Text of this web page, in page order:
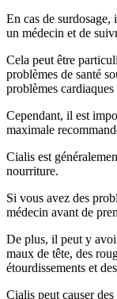
En cas de
un médecin et de
Cela peut être
problèmes de santé
problèmes
Cependant, il est
maximale
Cialis est
nourriture.
Si vous avez des
médecin avant de
De plus, il peut y
maux de tête, des
étourdissements et
Cialis peut causer